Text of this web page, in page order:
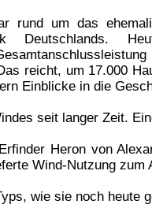
rund um das
Deutschlands.
reicht, um 17.000
Einblicke in die
seit langer Zeit.
Heron von
Wind-Nutzung zum
wie sie noch heute